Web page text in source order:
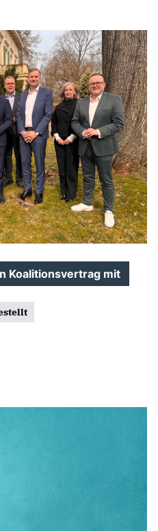
Koalitionsvertrag mit